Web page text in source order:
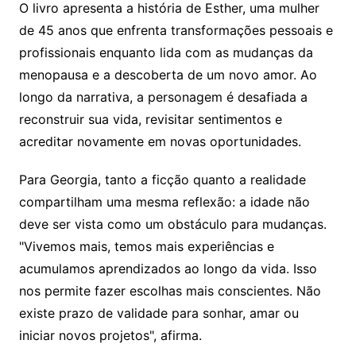
O livro apresenta a história de Esther, uma mulher
de 45 anos que enfrenta transformações pessoais e
profissionais enquanto lida com as mudanças da
menopausa e a descoberta de um novo amor. Ao
longo da narrativa, a personagem é desafiada a
reconstruir sua vida, revisitar sentimentos e
acreditar novamente em novas oportunidades.
Para Georgia, tanto a ficção quanto a realidade
compartilham uma mesma reflexão: a idade não
deve ser vista como um obstáculo para mudanças.
"Vivemos mais, temos mais experiências e
acumulamos aprendizados ao longo da vida. Isso
nos permite fazer escolhas mais conscientes. Não
existe prazo de validade para sonhar, amar ou
iniciar novos projetos", afirma.